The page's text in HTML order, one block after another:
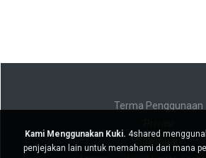
Terma Penggunaan
Kami Menggunakan Kuki. 4shared
penjejakan lain untuk memahami dari mana